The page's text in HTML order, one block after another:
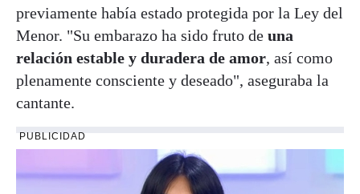
previamente había estado protegida por la Ley del
Menor. "Su embarazo ha sido fruto de una
relación estable y duradera de amor, así como
plenamente consciente y deseado", aseguraba la
cantante.
PUBLICIDAD